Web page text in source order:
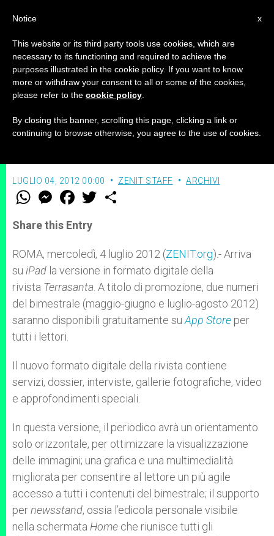
"Terrasanta" sbarca su App Store
Il bimestrale ora disponibile nella
LUGLIO 04, 2012 00:00 ZENIT STAFF ARCHIVI
W
t
s
p
p
M
e
s
e
g
e
r
F
a
e
b
o
k
w
r
Share this Entry
ROMA, mercoledì, 4 luglio 2012 (ZENIT.org).- Arriva
su iPad la versione in formato digitale della
rivista Terrasanta . A titolo di promozione, due numeri
del bimestrale (maggio-giugno e luglio-agosto 2012)
saranno disponibili gratuitamente su App Store per
tutti i lettori.
Il nuovo formato digitale della rivista contiene
servizi, dossier, interviste, gallerie fotografiche, video
e approfondimenti speciali.
In questa versione, il periodico avrà un orientamento
solo orizzontale, per ottimizzare la visualizzazione
delle immagini; una grafica e una multimedialità
migliorata per consentire al lettore un più agile
accesso a tutti i contenuti del bimestrale; il supporto
pernewsstand, ossia l’edicola personale visibile
nella schermata Home che riunisce tutti gli
x
Notice
This website or its third party tools use cookies, which are
necessary to its functioning and required to achieve the
purposes illustrated in the cookie policy. If you want to know
more or withdraw your consent to all or some of the cookies,
please refer to the cookie policy
By closing this banner, scrolling this page, clicking a link or
continuing to browse otherwise, you agree to the use of cookies.